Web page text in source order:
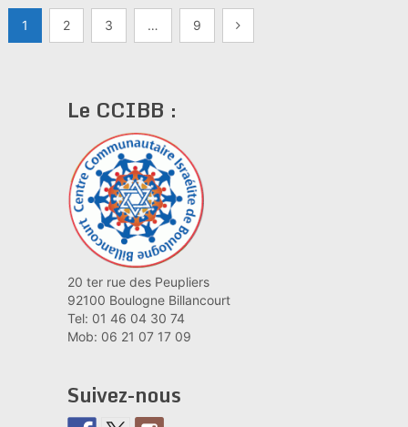
Pagination
1 2 3 … 9
Le CCIBB :
20 ter rue des Peupliers
92100 Boulogne Billancourt
Tel: 01 46 04 30 74
Mob: 06 21 07 17 09
Suivez-nous